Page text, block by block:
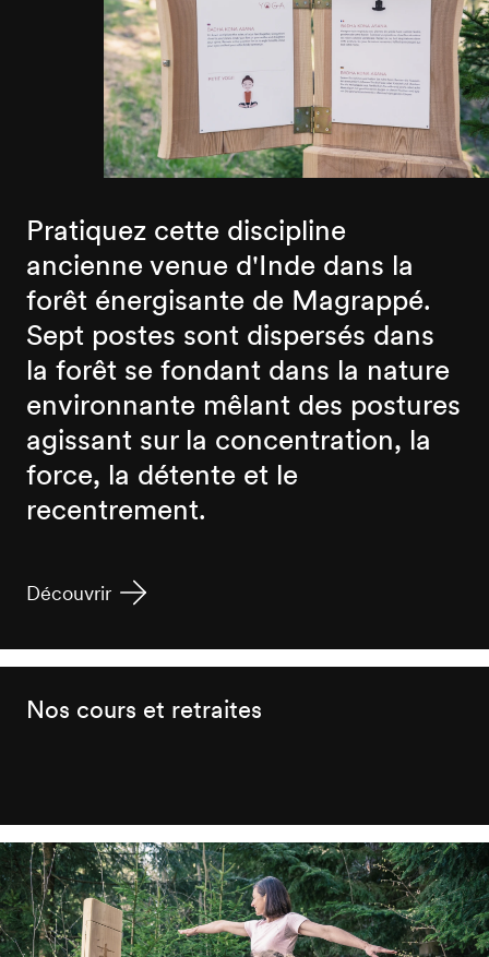
Pratiquez cette discipline
ancienne venue d'Inde dans la
forêt énergisante de Magrappé.
Sept postes sont dispersés dans
la forêt se fondant dans la nature
environnante mêlant des postures
agissant sur la concentration, la
force, la détente et le
recentrement.
Découvrir
Nos cours et retraites